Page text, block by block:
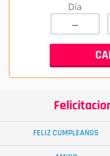
Día
FELIZ CUMPLEAÑOS